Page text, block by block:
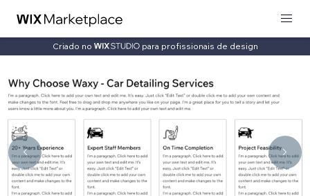
Criado no para profissionais de design